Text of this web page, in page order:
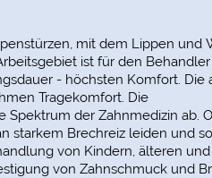
mit dem Lippen und
ist für den
- höchsten Komfort. Die
Tragekomfort. Die
der Zahnmedizin ab.
starkem Brechreiz leiden und
von Kindern, älteren
von Zahnschmuck und